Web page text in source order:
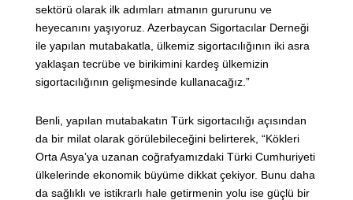
sektörü olarak ilk adımları atmanın gururunu ve
heyecanını yaşıyoruz. Azerbaycan Sigortacılar Derneği
ile yapılan mutabakatla, ülkemiz sigortacılığının iki asra
yaklaşan tecrübe ve birikimini kardeş ülkemizin
sigortacılığının gelişmesinde kullanacağız.”
Benli, yapılan mutabakatın Türk sigortacılığı açısından
da bir milat olarak görülebileceğini belirterek, “Kökleri
Orta Asya’ya uzanan coğrafyamızdaki Türki Cumhuriyeti
ülkelerinde ekonomik büyüme dikkat çekiyor. Bunu daha
da sağlıklı ve istikrarlı hale getirmenin yolu ise güçlü bir